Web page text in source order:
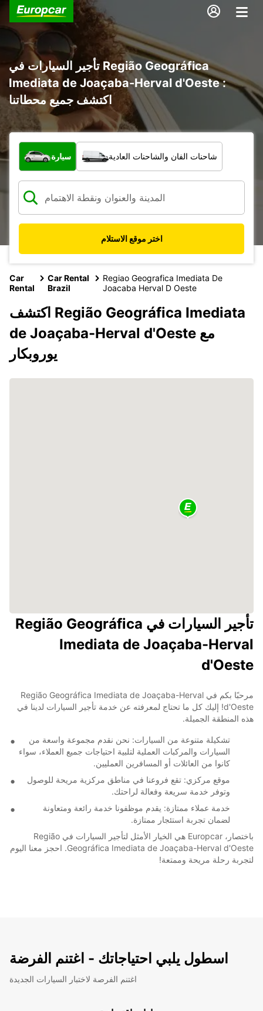
تأجير السيارات في Região Geográfica
Imediata de Joaçaba-Herval d'Oeste :
اكتشف جميع محطاتنا
ما نوع المركبة؟
سيارة شاحنات الفان والشاحنات العادية
اختر موقع الاستلام
Car
Rental
Car Rental
Brazil
Regiao Geografica Imediata De
Joacaba Herval D Oeste
اكتشف Região Geográfica Imediata
de Joaçaba-Herval d'Oeste مع
يوروبكار
تأجير السيارات في Região Geográfica
Imediata de Joaçaba-Herval
d'Oeste
مرحبًا بكم في Região Geográfica Imediata de Joaçaba-Herval
d'Oeste! إليك كل ما تحتاج لمعرفته عن خدمة تأجير السيارات لدينا في
هذه المنطقة الجميلة.
تشكيلة متنوعة من السيارات: نحن نقدم مجموعة واسعة من
السيارات والمركبات العملية لتلبية احتياجات جميع العملاء، سواء
كانوا من العائلات أو المسافرين العمليين.
موقع مركزي: تقع فروعنا في مناطق مركزية مريحة للوصول
وتوفر خدمة سريعة وفعالة لراحتك.
خدمة عملاء ممتازة: يقدم موظفونا خدمة رائعة ومتعاونة
لضمان تجربة استئجار ممتازة.
باختصار، Europcar هي الخيار الأمثل لتأجير السيارات في Região
Geográfica Imediata de Joaçaba-Herval d'Oeste. احجز معنا اليوم
لتجربة رحلة مريحة وممتعة!
اسطول يلبي احتياجاتك - اغتنم الفرضة
اغتنم الفرصة لاختبار السيارات الجديدة